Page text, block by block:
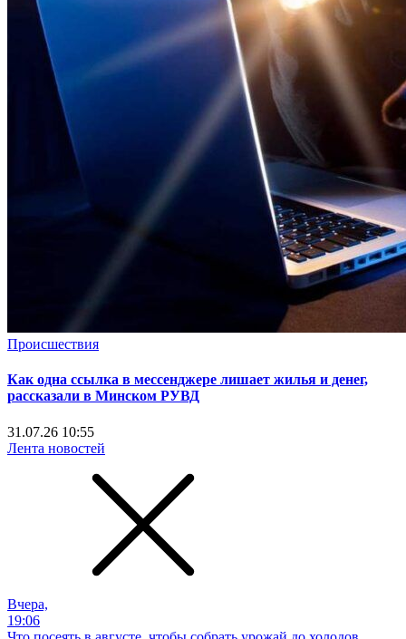
Происшествия
Как одна ссылка в мессенджере лишает жилья и денег,
рассказали в Минском РУВД
31.07.26 10:55
Лента новостей
Вчера,
19:06